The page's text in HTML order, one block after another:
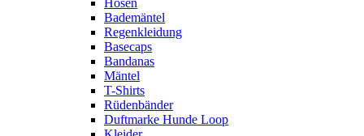
Hosen
Bademäntel
Regenkleidung
Basecaps
Bandanas
Mäntel
T-Shirts
Rüdenbänder
Duftmarke Hunde Loop